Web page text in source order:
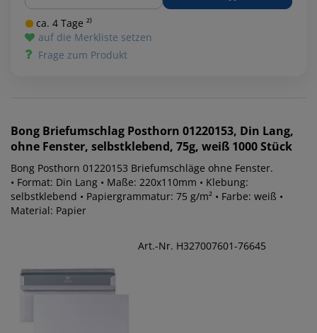
ca. 4 Tage ²⁾
auf die Merkliste setzen
Frage zum Produkt
Bong Briefumschlag Posthorn 01220153, Din Lang,
ohne Fenster, selbstklebend, 75g, weiß 1000 Stück
Bong Posthorn 01220153 Briefumschläge ohne Fenster.
• Format: Din Lang • Maße: 220x110mm • Klebung:
selbstklebend • Papiergrammatur: 75 g/m² • Farbe: weiß •
Material: Papier
Art.-Nr. H327007601-76645